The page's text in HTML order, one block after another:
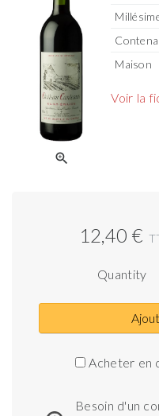
zoom_in
Maison
Voir la
12,40 €
Quantity
Acheter en
Besoin d'un